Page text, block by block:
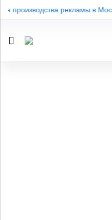
производства рекламы в